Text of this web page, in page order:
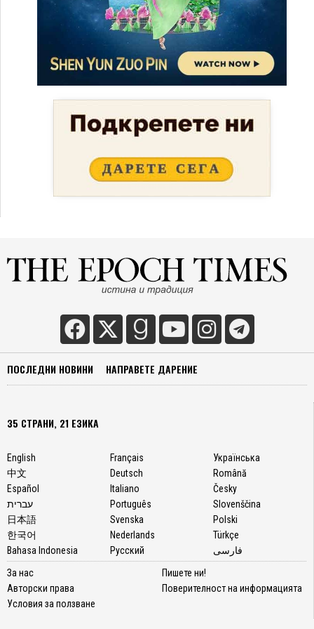
ПОСЛЕДНИ НОВИНИ НАПРАВЕТЕ ДАРЕНИЕ
35 СТРАНИ, 21 ЕЗИКА
English
中文
Español
עברית
日本語
한국어
Bahasa Indonesia
Français
Deutsch
Italiano
Português
Svenska
Nederlands
Русский
Українська
Română
Česky
Slovenščina
Polski
Türkçe
فارسی
За нас
Авторски права
Условия за ползване
Пишете ни!
Поверителност на информацията